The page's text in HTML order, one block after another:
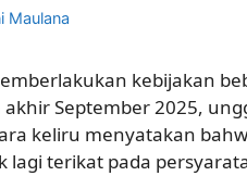
Maulana
kebijakan
September 2025,
keliru menyatakan
lagi terikat pada